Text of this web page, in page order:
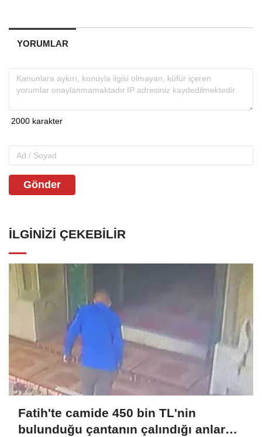
YORUMLAR
Gönder
İLGINIZI ÇEKEBILIR
Fatih'te camide 450 bin TL'nin
bulunduğu çantanın çalındığı anlar